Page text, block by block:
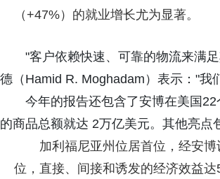
（+47%）的就业增长尤为显著。
"客户依赖快速、可靠的物流来满
德（Hamid R. Moghadam）表示："我
今年的报告还包含了安博在美国
的商品总额就达 2万亿美元。其他亮点
加利福尼亚州位居首位，经安
位，直接、间接和诱发的经济效益达